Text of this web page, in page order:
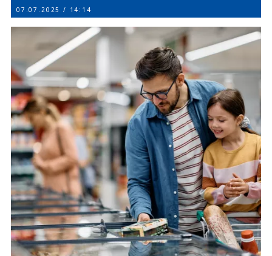
07.07.2025 / 14:14